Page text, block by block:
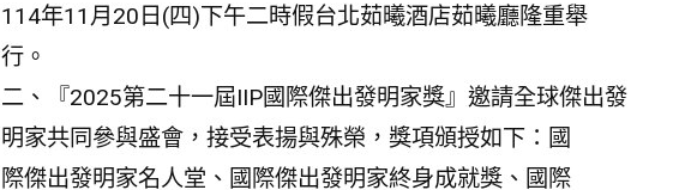
114年11月20日(四)下午二時假台北茹曦酒店茹曦廳隆重舉
行。
二、『2025第二十一屆IIP國際傑出發明家獎』邀請全球傑出發
明家共同參與盛會，接受表揚與殊榮，獎項頒授如下：國
際傑出發明家名人堂、國際傑出發明家終身成就獎、國際